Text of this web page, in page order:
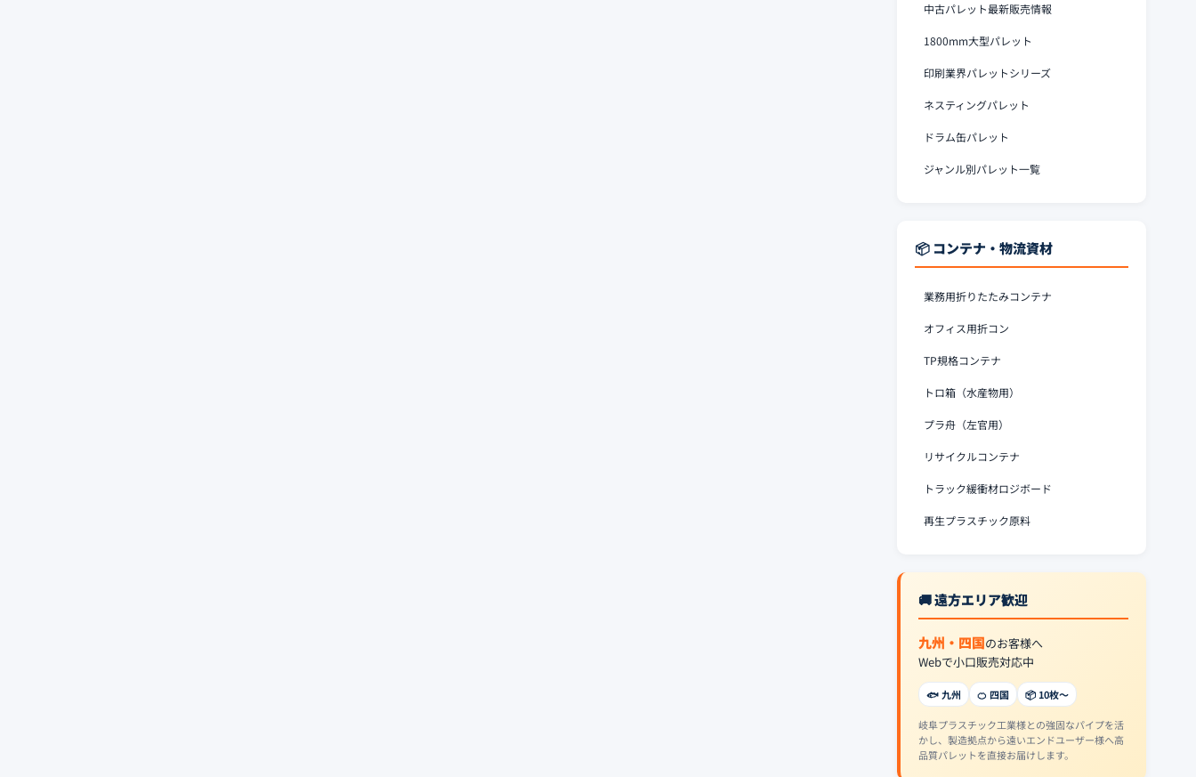
中古パレット最新販売情報
1800mm大型パレット
印刷業界パレットシリーズ
ネスティングパレット
ドラム缶パレット
ジャンル別パレット一覧
📦 コンテナ・物流資材
業務用折りたたみコンテナ
オフィス用折コン
TP規格コンテナ
トロ箱（水産物用）
プラ舟（左官用）
リサイクルコンテナ
トラック緩衝材ロジボード
再生プラスチック原料
🚚 遠方エリア歓迎
九州・四国のお客様へ
Webで小口販売対応中
🐟 九州 🍊 四国 📦 10枚〜
岐阜プラスチック工業様との強固なパイプを活
かし、製造拠点から遠いエンドユーザー様へ高
品質パレットを直接お届けします。